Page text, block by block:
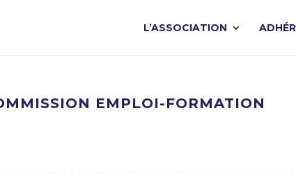
L’ASSOCIATION
EMPLOI-FORMATION